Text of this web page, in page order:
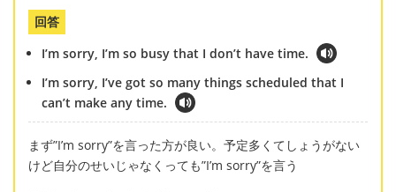
回答
I’m sorry, I’m so busy that I don’t have time.
I’m sorry, I’ve got so many things scheduled that I
can’t make any time.
まず”I’m sorry”を言った方が良い。予定多くてしょうがない
けど自分のせいじゃなくっても”I’m sorry”を言う